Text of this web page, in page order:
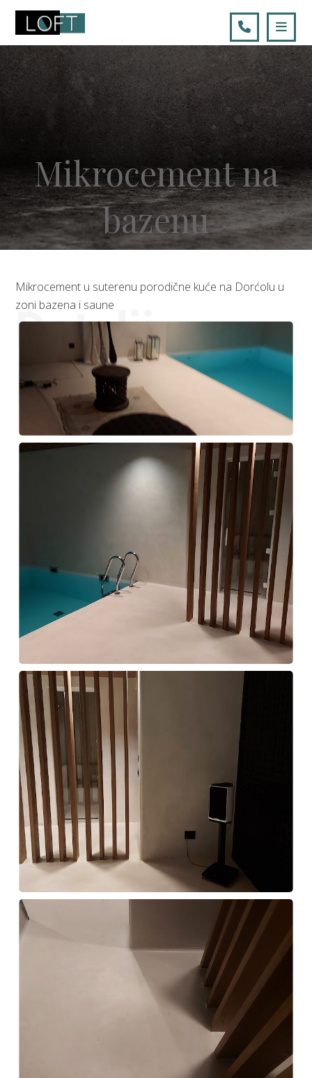
Mikrocement na
bazenu
Detalji
projekta
Mikrocement u suterenu porodične kuće na Dorćolu u
zoni bazena i saune